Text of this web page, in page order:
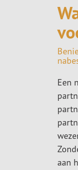
Een
aan